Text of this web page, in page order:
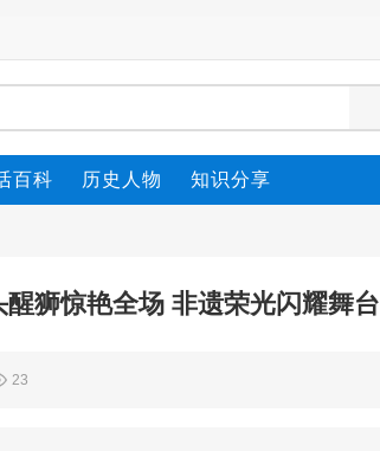
百科 历史人物 知识分享
狮惊艳全场 非遗荣光闪耀舞台
23